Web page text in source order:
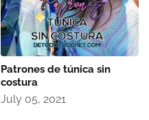
Patrones de túnica sin
costura
July 05, 2021